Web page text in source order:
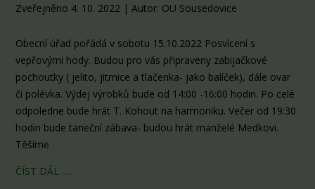
Zveřejněno 4. 10. 2022 | Autor: OU Sousedovice
Obecní úřad pořádá v sobotu 15.10.2022 Posvícení s
vepřovými hody. Budou pro vás připraveny zabijačkové
pochoutky ( jelito, jitrnice a tlačenka- jako balíček), dále ovar
či polévka. Výdej výrobků bude od 14:00 -16:00 hodin. Po celé
odpoledne bude hrát T. Kohout na harmoniku. Večer od 19:30
hodin bude taneční zábava- budou hrát manželé Medkovi.
Těšíme
ČÍST DÁL ….